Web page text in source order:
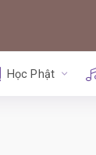
Học Phật